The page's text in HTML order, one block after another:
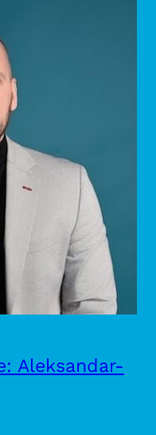
Aleksandar-